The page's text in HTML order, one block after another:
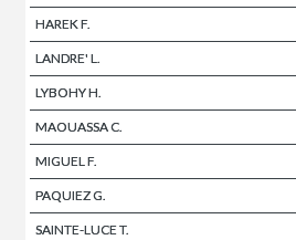
HAREK F.
LANDRE' L.
LYBOHY H.
MAOUASSA C.
MIGUEL F.
PAQUIEZ G.
SAINTE-LUCE T.